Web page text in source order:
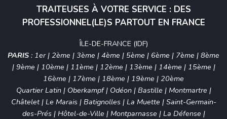
TRAITEUSES À VOTRE SERVICE : DES
PROFESSIONNEL(LE)S PARTOUT EN FRANCE
ÎLE-DE-FRANCE (IDF)
PARIS : 1er| 2ème | 3ème | 4ème | 5ème | 6ème | 7ème | 8ème
| 9ème | 10ème | 11ème | 12ème | 13ème | 14ème | 15ème |
16ème | 17ème | 18ème | 19ème | 20ème
Quartier Latin| Oberkampf| Odéon| Bastille | Montmartre |
Châtelet| Le Marais| Batignolles| La Muette | Saint-Germain-
des-Prés| Hôtel-de-Ville | Montparnasse | La Défense |